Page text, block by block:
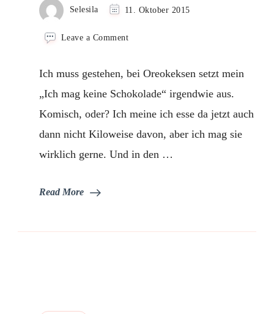
Selesila 11. Oktober 2015
Leave a Commenton
Ich muss gestehen, bei Oreokeksen setzt mein
„Ich mag keine Schokolade“ irgendwie aus.
Komisch, oder? Ich meine ich esse da jetzt auch
dann nicht Kiloweise davon, aber ich mag sie
wirklich gerne. Und in den …
Read More